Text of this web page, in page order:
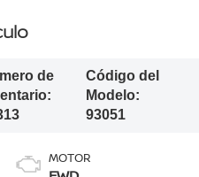
de
Código del
Modelo:
93051
MOTOR